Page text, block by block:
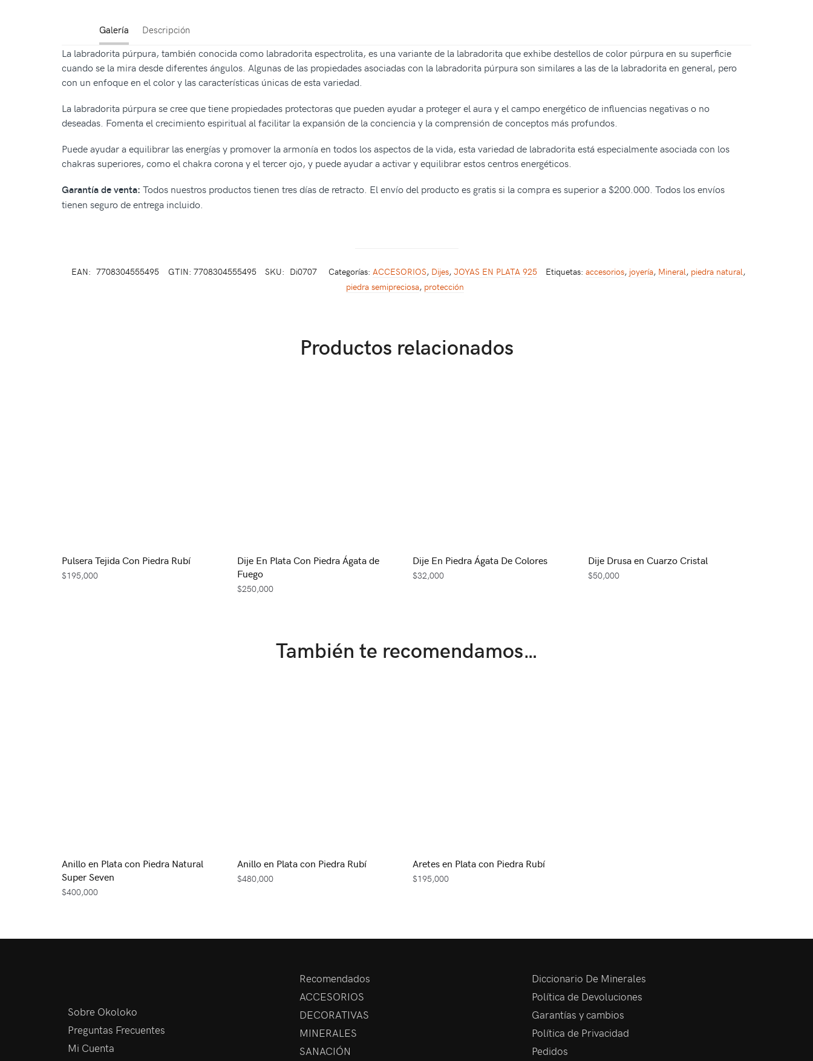
Galería Descripción
La labradorita púrpura, también conocida como labradorita espectrolita, es una variante de la labradorita que exhibe destellos de color púrpura en su superficie
cuando se la mira desde diferentes ángulos. Algunas de las propiedades asociadas con la labradorita púrpura son similares a las de la labradorita en general, pero
con un enfoque en el color y las características únicas de esta variedad.
La labradorita púrpura se cree que tiene propiedades protectoras que pueden ayudar a proteger el aura y el campo energético de influencias negativas o no
deseadas. Fomenta el crecimiento espiritual al facilitar la expansión de la conciencia y la comprensión de conceptos más profundos.
Puede ayudar a equilibrar las energías y promover la armonía en todos los aspectos de la vida, esta variedad de labradorita está especialmente asociada con los
chakras superiores, como el chakra corona y el tercer ojo, y puede ayudar a activar y equilibrar estos centros energéticos.
Garantía de venta: Todos nuestros productos tienen tres días de retracto. El envío del producto es gratis si la compra es superior a $200.000. Todos los envíos
tienen seguro de entrega incluido.
EAN: 7708304555495 GTIN: 7708304555495 SKU: Di0707 Categorías: ACCESORIOS, Dijes, JOYAS EN PLATA 925 Etiquetas: accesorios, joyería, Mineral, piedra natural,
piedra semipreciosa, protección
Productos relacionados
Pulsera Tejida Con Piedra Rubí
$195,000
Dije En Plata Con Piedra Ágata de
Fuego
$250,000
Dije En Piedra Ágata De Colores
$32,000
Dije Drusa en Cuarzo Cristal
$50,000
También te recomendamos…
Anillo en Plata con Piedra Natural
Super Seven
$400,000
Anillo en Plata con Piedra Rubí
$480,000
Aretes en Plata con Piedra Rubí
$195,000
Sobre Okoloko
Preguntas Frecuentes
Mi Cuenta
Recomendados
ACCESORIOS
DECORATIVAS
MINERALES
SANACIÓN
Diccionario De Minerales
Política de Devoluciones
Garantías y cambios
Política de Privacidad
Pedidos